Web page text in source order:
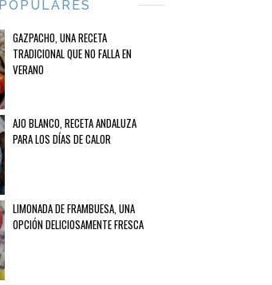
POPULARES
GAZPACHO, UNA RECETA
TRADICIONAL QUE NO FALLA EN
VERANO
AJO BLANCO, RECETA ANDALUZA
PARA LOS DÍAS DE CALOR
LIMONADA DE FRAMBUESA, UNA
OPCIÓN DELICIOSAMENTE FRESCA